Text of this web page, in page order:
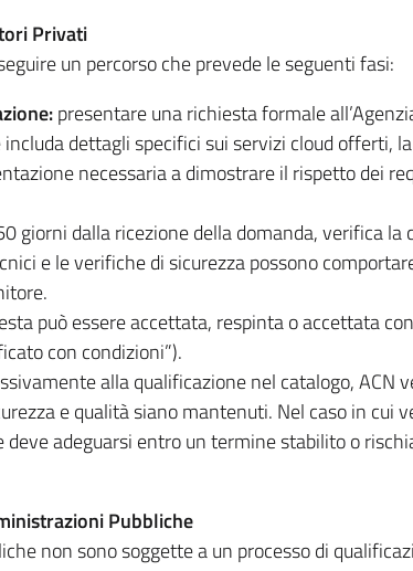
Privati
un percorso che prevede le seguenti fasi:
presentare una richiesta formale
includa dettagli specifici sui servizi cloud offerti,
necessaria a dimostrare il rispetto dei
giorni dalla ricezione della domanda, verifica
e le verifiche di sicurezza possono
può essere accettata, respinta o accettata
con condizioni”).
alla qualificazione nel catalogo, ACN
e qualità siano mantenuti. Nel caso in cui
adeguarsi entro un termine stabilito o
Pubbliche
non sono soggette a un processo di